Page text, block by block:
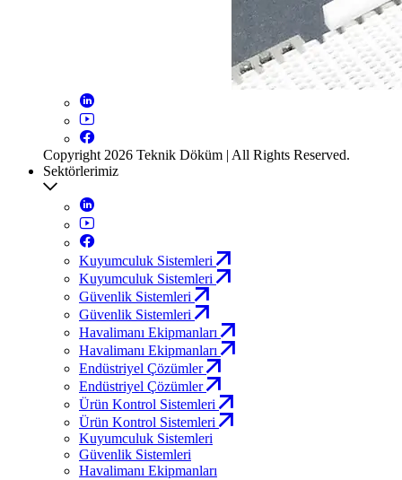
Copyright 2026 Teknik Döküm | All Rights Reserved.
Sektörlerimiz
Kuyumculuk Sistemleri
Kuyumculuk Sistemleri
Güvenlik Sistemleri
Güvenlik Sistemleri
Havalimanı Ekipmanları
Havalimanı Ekipmanları
Endüstriyel Çözümler
Endüstriyel Çözümler
Ürün Kontrol Sistemleri
Ürün Kontrol Sistemleri
Kuyumculuk Sistemleri
Güvenlik Sistemleri
Havalimanı Ekipmanları